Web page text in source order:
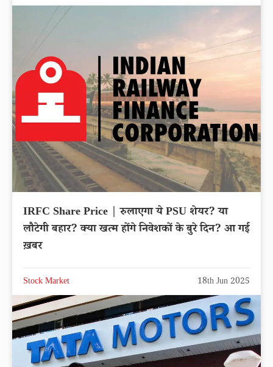
IRFC Share Price | रुलाएगा ये PSU शेयर? या
लौटेगी बहार? क्या खत्‍म होंगे निवेशकों के बुरे दिन? आ गई
ख़बर
Stock Market 18th Jun 2025